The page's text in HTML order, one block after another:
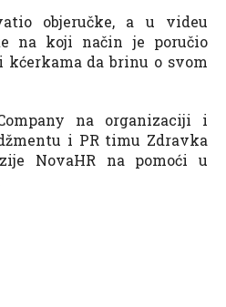
objeručke, a u videu
na koji način je poručio
kćerkama da brinu o svom
na organizaciji i
i PR timu Zdravka
NovaHR na pomoći u